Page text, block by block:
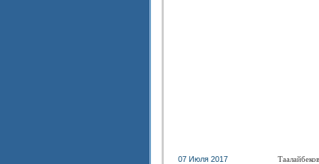
07 Июля 2017